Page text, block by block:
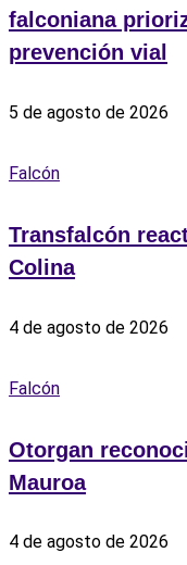
falconiana
prevención vial
5 de agosto de 2026
Falcón
Transfalcón
Colina
4 de agosto de 2026
Falcón
Otorgan
Mauroa
4 de agosto de 2026